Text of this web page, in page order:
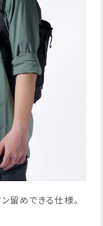
留めできる仕様。